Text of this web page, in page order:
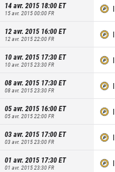
14 avr. 2015 18:00ET
15 avr. 2015 00:00FR
12 avr. 2015 16:00ET
12 avr. 2015 22:00FR
10 avr. 2015 17:30ET
10 avr. 2015 23:30FR
08 avr. 2015 17:30ET
08 avr. 2015 23:30FR
05 avr. 2015 16:00ET
05 avr. 2015 22:00FR
03 avr. 2015 17:00ET
03 avr. 2015 23:00FR
01 avr. 2015 17:30ET
01 avr. 2015 23:30FR